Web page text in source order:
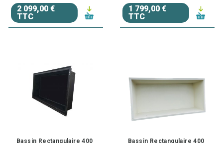
2 099,00 €
TTC
1 799,00 €
TTC
Bassin Rectangulaire 400
Bassin Rectangulaire 400